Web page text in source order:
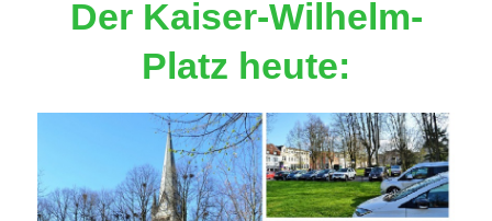
Der Kaiser-Wilhelm-
Platz heute: